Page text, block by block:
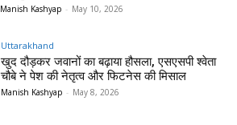
Manish Kashyap - May 10, 2026
Uttarakhand
खुद दौड़कर जवानों का बढ़ाया हौसला, एसएसपी श्वेता
चौबे ने पेश की नेतृत्व और फिटनेस की मिसाल
Manish Kashyap - May 8, 2026